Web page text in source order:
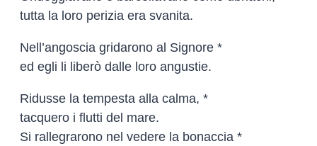
tutta la loro perizia era svanita.
Nell’angoscia gridarono al Signore *
ed egli li liberò dalle loro angustie.
Ridusse la tempesta alla calma, *
tacquero i flutti del mare.
Si rallegrarono nel vedere la bonaccia *